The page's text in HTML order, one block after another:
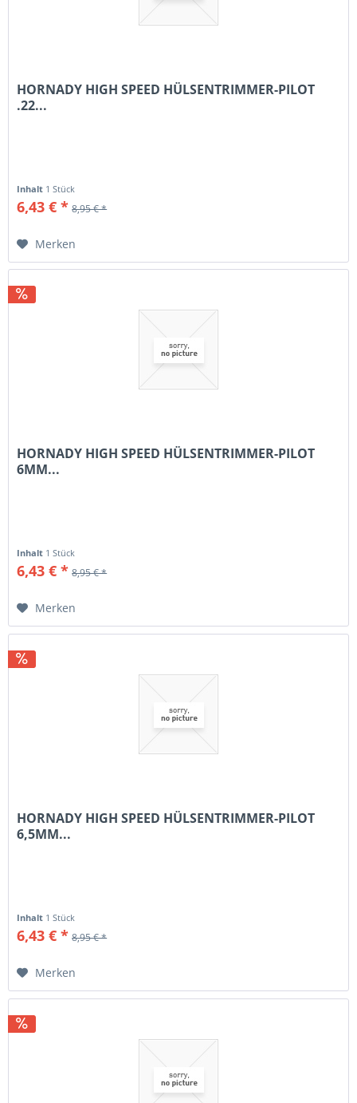
HORNADY HIGH SPEED HÜLSENTRIMMER-PILOT
.22...
Inhalt 1 Stück
6,43 € * 8,95 € *
Merken
HORNADY HIGH SPEED HÜLSENTRIMMER-PILOT
6MM...
Inhalt 1 Stück
6,43 € * 8,95 € *
Merken
HORNADY HIGH SPEED HÜLSENTRIMMER-PILOT
6,5MM...
Inhalt 1 Stück
6,43 € * 8,95 € *
Merken